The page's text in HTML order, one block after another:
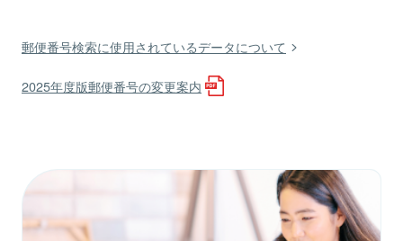
郵便番号検索に使用されているデータについて
2025年度版郵便番号の変更案内